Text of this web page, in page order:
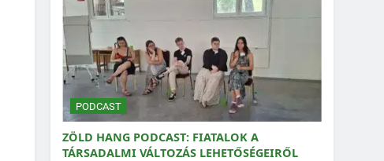
PODCAST
ZÖLD HANG PODCAST: FIATALOK A
TÁRSADALMI VÁLTOZÁS LEHETŐSÉGEIRŐL